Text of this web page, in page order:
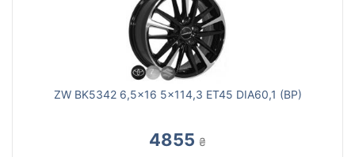
ZW BK5342 6,5x16 5x114,3 ET45 DIA60,1 (BP)
4855 ₴